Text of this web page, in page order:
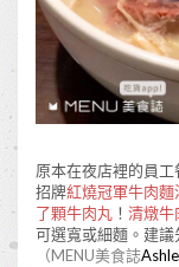
原本在夜店裡的員工
招牌紅燒冠軍牛肉麵
了顆牛肉丸 ！ 清燉牛
可選寬或細麵。建議
（MENU美食誌